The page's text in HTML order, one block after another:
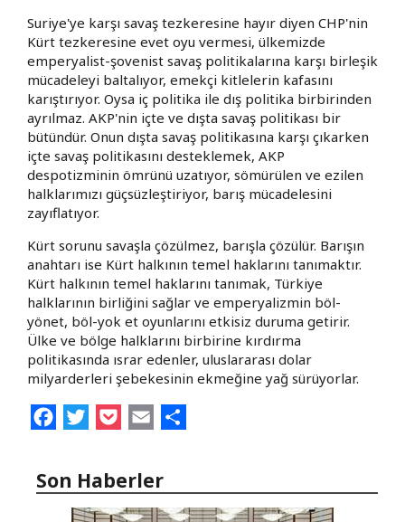
Suriye'ye karşı savaş tezkeresine hayır diyen CHP'nin
Kürt tezkeresine evet oyu vermesi, ülkemizde
emperyalist-şovenist savaş politikalarına karşı birleşik
mücadeleyi baltalıyor, emekçi kitlelerin kafasını
karıştırıyor. Oysa iç politika ile dış politika birbirinden
ayrılmaz. AKP'nin içte ve dışta savaş politikası bir
bütündür. Onun dışta savaş politikasına karşı çıkarken
içte savaş politikasını desteklemek, AKP
despotizminin ömrünü uzatıyor, sömürülen ve ezilen
halklarımızı güçsüzleştiriyor, barış mücadelesini
zayıflatıyor.
Kürt sorunu savaşla çözülmez, barışla çözülür. Barışın
anahtarı ise Kürt halkının temel haklarını tanımaktır.
Kürt halkının temel haklarını tanımak, Türkiye
halklarının birliğini sağlar ve emperyalizmin böl-
yönet, böl-yok et oyunlarını etkisiz duruma getirir.
Ülke ve bölge halklarını birbirine kırdırma
politikasında ısrar edenler, uluslararası dolar
milyarderleri şebekesinin ekmeğine yağ sürüyorlar.
FacebookTwitterPocketEmail
Son Haberler